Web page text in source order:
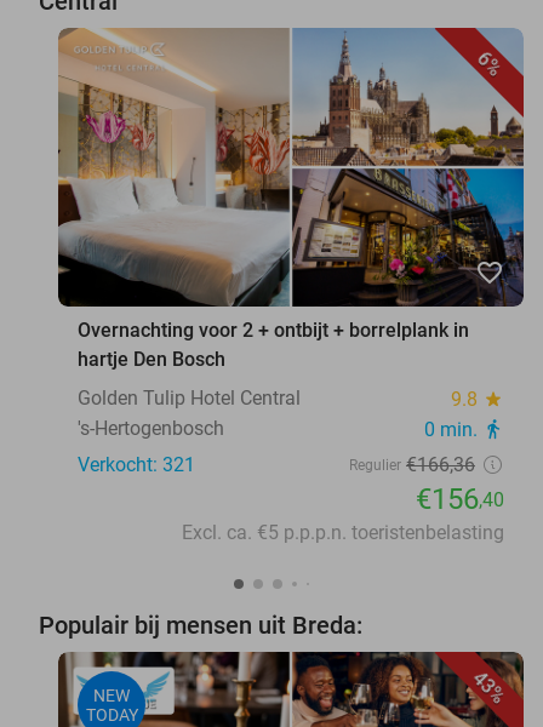
6%
favorite_border
Overnachting voor 2 + ontbijt + borrelplank in
hartje Den Bosch
Golden Tulip Hotel Central
9.8 star
's-Hertogenbosch 0 min. directions_walk
Verkocht: 321 Regulier €166,36
€156,40
Excl. ca. €5 p.p.p.n. toeristenbelasting
Populair bij mensen uit Breda:
43%
NEW
TODAY